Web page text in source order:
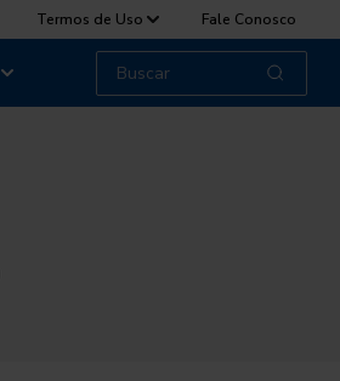
Termos de Uso Fale Conosco